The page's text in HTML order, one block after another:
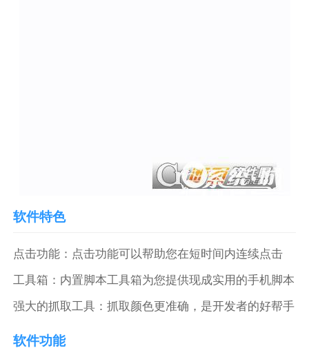
软件特色
点击功能：点击功能可以帮助您在短时间内连续点击
工具箱：内置脚本工具箱为您提供现成实用的手机脚本
强大的抓取工具：抓取颜色更准确，是开发者的好帮手
软件功能